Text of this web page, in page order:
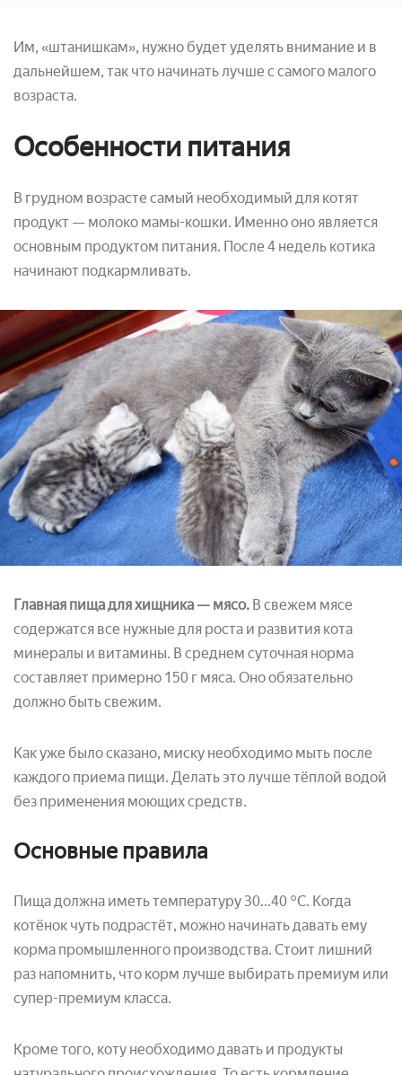
Им, «штанишкам», нужно будет уделять внимание и в
дальнейшем, так что начинать лучше с самого малого
возраста.
Особенности питания
В грудном возрасте самый необходимый для котят
продукт — молоко мамы-кошки. Именно оно является
основным продуктом питания. После 4 недель котика
начинают подкармливать.
Главная пища для хищника — мясо. В свежем мясе
содержатся все нужные для роста и развития кота
минералы и витамины. В среднем суточная норма
составляет примерно 150 г мяса. Оно обязательно
должно быть свежим.
Как уже было сказано, миску необходимо мыть после
каждого приема пищи. Делать это лучше тёплой водой
без применения моющих средств.
Основные правила
Пища должна иметь температуру 30...40 °С. Когда
котёнок чуть подрастёт, можно начинать давать ему
корма промышленного производства. Стоит лишний
раз напомнить, что корм лучше выбирать премиум или
супер-премиум класса.
Кроме того, коту необходимо давать и продукты